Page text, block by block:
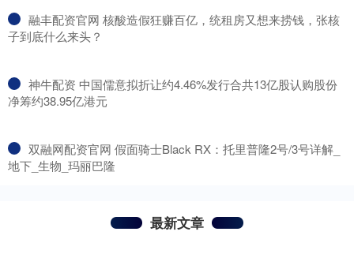
​融丰配资官网 核酸造假狂赚百亿，统租房又想来捞钱，张核
子到底什么来头？
​神牛配资 中国儒意拟折让约4.46%发行合共13亿股认购股份
净筹约38.95亿港元
​双融网配资官网 假面骑士Black RX：托里普隆2号/3号详解_
地下_生物_玛丽巴隆
最新文章